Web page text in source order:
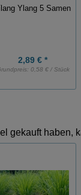
Ylang 5 Samen
2,89 € *
0,58 € / Stück
gekauft haben,